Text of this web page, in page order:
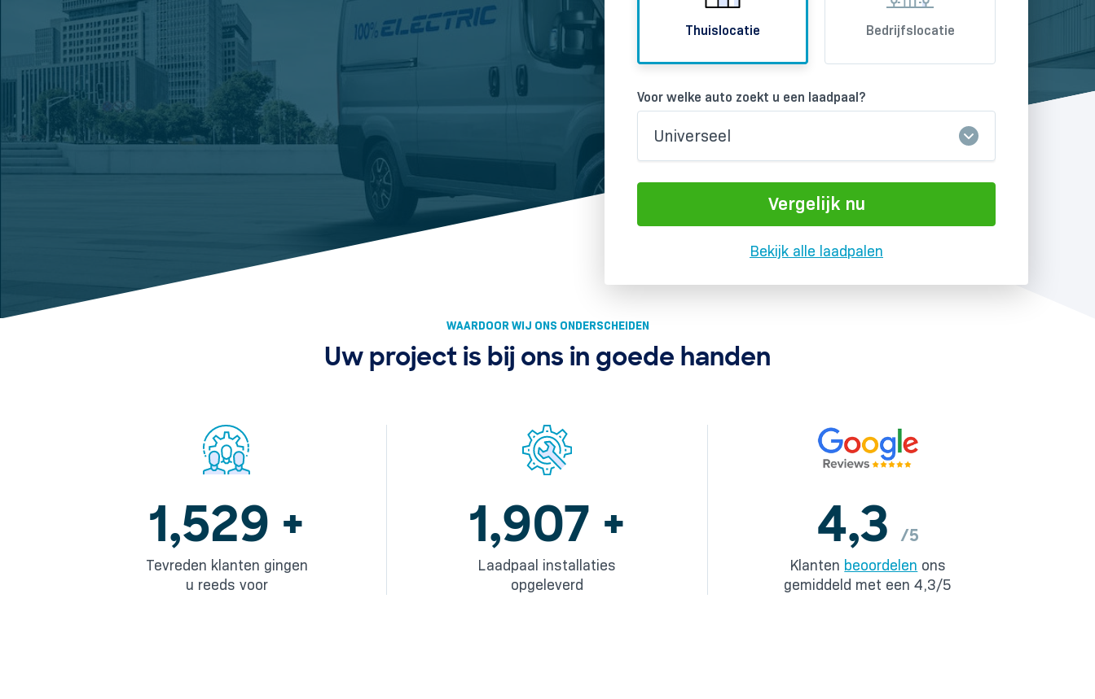
Thuislocatie Bedrijfslocatie
Voor welke auto zoekt u een laadpaal?
Universeel
Vergelijk nu
Bekijk alle laadpalen
WAARDOOR WIJ ONS ONDERSCHEIDEN
Uw project is bij ons in goede handen
2,165 +
Tevreden klanten gingen
u reeds voor
2,702 +
Laadpaal installaties
opgeleverd
4,3 /5
Klanten beoordelen ons
gemiddeld met een 4,3/5